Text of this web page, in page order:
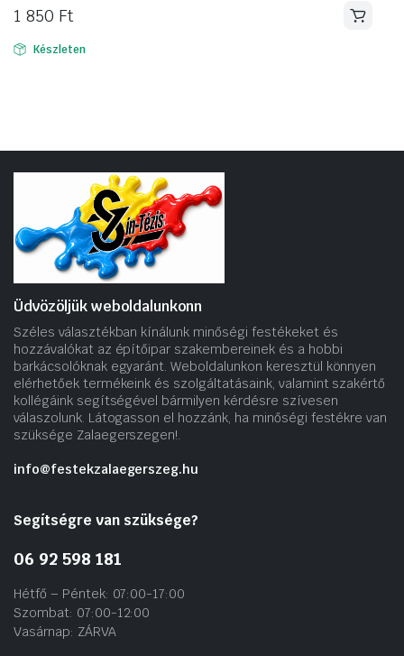
1 850 Ft
Készleten
Üdvözöljük weboldalunkonn
Széles választékban kínálunk minőségi festékeket és
hozzávalókat az építőipar szakembereinek és a hobbi
barkácsolóknak egyaránt. Weboldalunkon keresztül könnyen
elérhetőek termékeink és szolgáltatásaink, valamint szakértő
kollégáink segítségével bármilyen kérdésre szívesen
válaszolunk. Látogasson el hozzánk, ha minőségi festékre van
szüksége Zalaegerszegen!.
info@festekzalaegerszeg.hu
Segítségre van szüksége?
06 92 598 181
Hétfő – Péntek: 07:00-17:00
Szombat: 07:00-12:00
Vasárnap: ZÁRVA